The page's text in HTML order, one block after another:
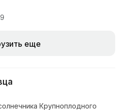
еще
Крупноплодного